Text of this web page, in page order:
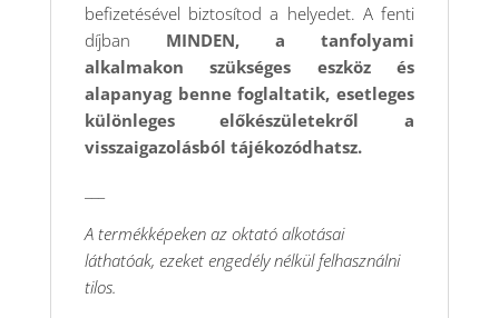
befizetésével biztosítod a helyedet. A fenti
díjban MINDEN, a tanfolyami
alkalmakon szükséges eszköz és
alapanyag benne foglaltatik, esetleges
különleges előkészületekről a
visszaigazolásból tájékozódhatsz.
A termékképeken az oktató alkotásai
láthatóak, ezeket engedély nélkül felhasználni
tilos.